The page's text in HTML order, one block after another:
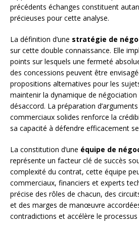
précédents échanges constituent
précieuses pour cette analyse.
La définition d’une stratégie de
sur cette double connaissance. Elle
points sur lesquels une fermeté
des concessions peuvent être
propositions alternatives pour les
maintenir la dynamique de
désaccord. La préparation
commerciaux solides renforce la
sa capacité à défendre efficacement
La constitution d’une équipe de
représente un facteur clé de succès
complexité du contrat, cette équipe
commerciaux, financiers et experts
précise des rôles de chacun, des
et des marges de manœuvre
contradictions et accélère le processus